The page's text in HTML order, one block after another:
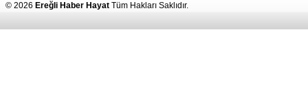
© 2026 Ereğli Haber Hayat Tüm Hakları Saklıdır.